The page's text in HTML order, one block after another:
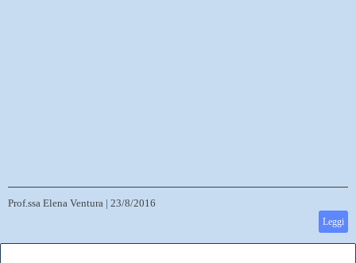
Prof.ssa Elena Ventura | 23/8/2016
Leggi